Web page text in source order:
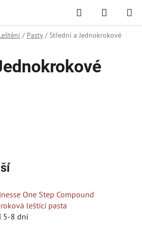
Hledat
KOŠÍK
/ Pasty / Střední a Jednokrokové
One Step Compound
leštící pasta
5-8 dní